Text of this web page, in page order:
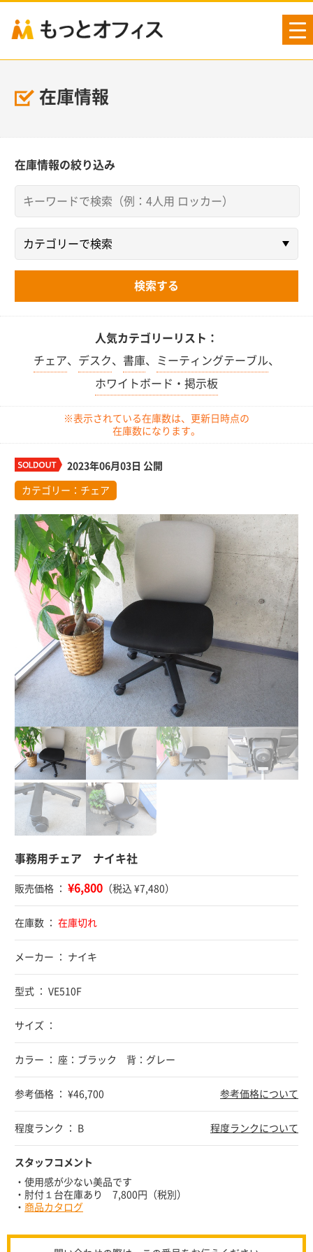
在庫情報
在庫情報の絞り込み
人気カテゴリーリスト：
チェア、 デスク、 書庫、 ミーティングテーブル、
ホワイトボード・掲示板
※表示されている在庫数は、更新日時点の
在庫数になります。
2023年06月03日 公開
カテゴリー： チェア
事務用チェア ナイキ社
販売価格 ： ¥6,800 （税込 ¥7,480）
在庫数 ： 在庫切れ
メーカー ： ナイキ
型式 ： VE510F
サイズ ：
カラー ： 座：ブラック 背：グレー
参考価格 ： ¥46,700 参考価格について
程度ランク ： B 程度ランクについて
スタッフコメント
・使用感が少ない美品です
・肘付１台在庫あり 7,800円（税別）
・ 商品カタログ